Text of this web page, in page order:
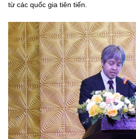
từ các quốc gia tiên tiến.